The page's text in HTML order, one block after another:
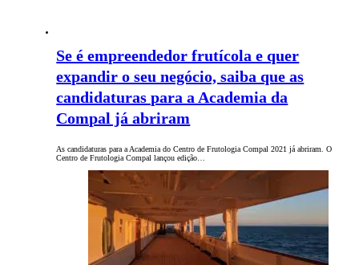
Se é empreendedor frutícola e quer
expandir o seu negócio, saiba que as
candidaturas para a Academia da
Compal já abriram
As candidaturas para a Academia do Centro de Frutologia Compal 2021 já abriram. O
Centro de Frutologia Compal lançou edição…